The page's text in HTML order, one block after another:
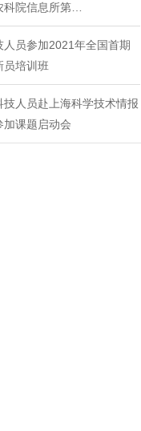
科院信息所第…
人员参加2021年全国首期
员培训班
技人员赴上海科学技术情报
加课题启动会